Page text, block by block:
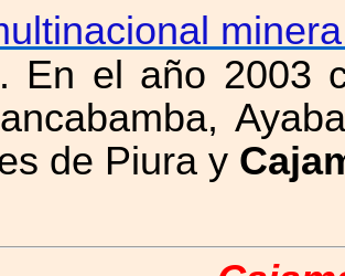
. En el año 2003
de Piura y